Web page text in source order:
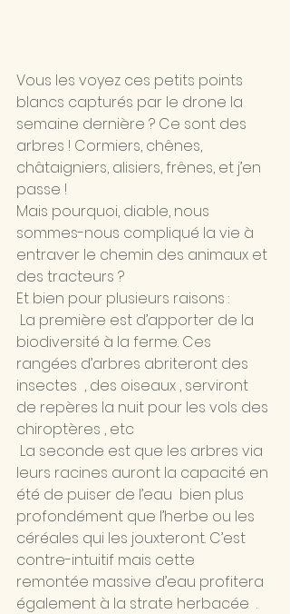
Vous les voyez ces petits points
blancs capturés par le drone la
semaine dernière ? Ce sont des
arbres ! Cormiers, chênes,
châtaigniers, alisiers, frênes, et j’en
passe !
Mais pourquoi, diable, nous
sommes-nous compliqué la vie à
entraver le chemin des animaux et
des tracteurs ?
Et bien pour plusieurs raisons :
La première est d’apporter de la
biodiversité à la ferme. Ces
rangées d’arbres abriteront des
insectes  , des oiseaux , serviront
de repères la nuit pour les vols des
chiroptères , etc
La seconde est que les arbres via
leurs racines auront la capacité en
été de puiser de l’eau  bien plus
profondément que l’herbe ou les
céréales qui les jouxteront. C’est
contre-intuitif mais cette
remontée massive d’eau profitera
également à la strate herbacée  .